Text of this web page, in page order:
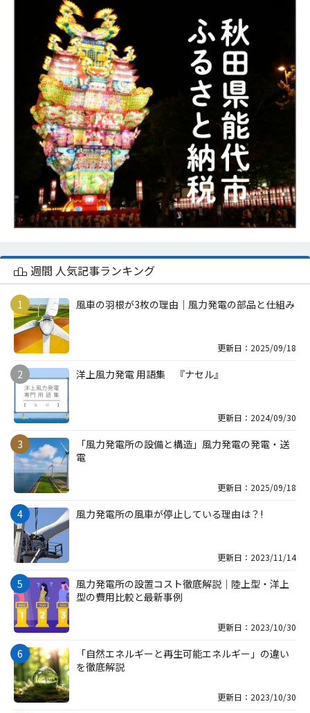
週間 人気記事ランキング
風車の羽根が3枚の理由｜風力発電の部品と仕組み
更新日：2025/09/18
洋上風力発電 用語集 『ナセル』
更新日：2024/09/30
「風力発電所の設備と構造」風力発電の発電・送
電
更新日：2025/09/18
風力発電所の風車が停止している理由は？!
更新日：2023/11/14
風力発電所の設置コスト徹底解説｜陸上型・洋上
型の費用比較と最新事例
更新日：2023/10/30
「自然エネルギーと再生可能エネルギー」の違い
を徹底解説
更新日：2023/10/30